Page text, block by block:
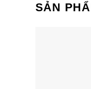
Đèn
SẢN